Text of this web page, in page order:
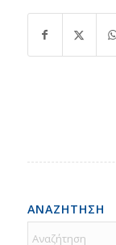
ΑΝΑΖΗΤΗΣΗ